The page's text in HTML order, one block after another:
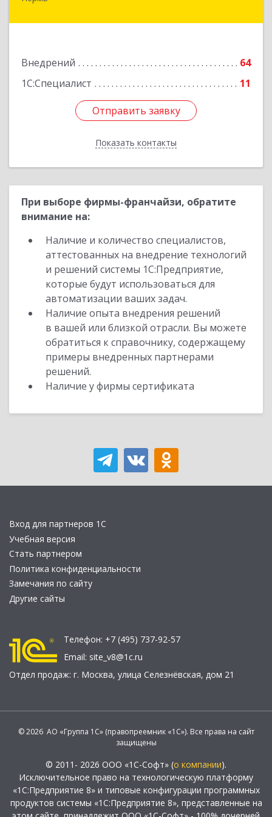
Внедрений
64
1С:Специалист
11
Отправить заявку
Показать контакты
Отправить заявку
Назад
При выборе фирмы-франчайзи, обратите
внимание на:
Наличие и количество специалистов,
аттестованных на внедрение технологий
и решений системы 1С:Предприятие,
которые будут использоваться для
автоматизации ваших задач.
Наличие опыта внедрения решений
в вашей или близкой отрасли. Вы можете
обратиться к справочнику, содержащему
примеры внедренных партнерами
решений.
Наличие у фирмы сертификата
Вход для партнеров 1С
Учебная версия
Стать партнером
Политика конфиденциальности
Замечания по сайту
Другие сайты
Телефон: +7 (495) 737-92-57
Email: site_v8@1c.ru
Отдел продаж: г. Москва, улица Селезнёвская, дом 21
© 2026 АО «Группа 1С» (правопреемник «1С»). Все права на сайт
защищены
© 2011- 2026 ООО «1С-Софт» (о компании).
Исключительное право на технологическую платформу
«1С:Предприятие 8» и типовые конфигурации программных
продуктов системы «1С:Предприятие 8», представленные на